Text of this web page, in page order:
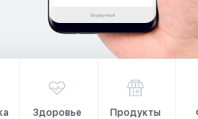
Здоровье Продукты